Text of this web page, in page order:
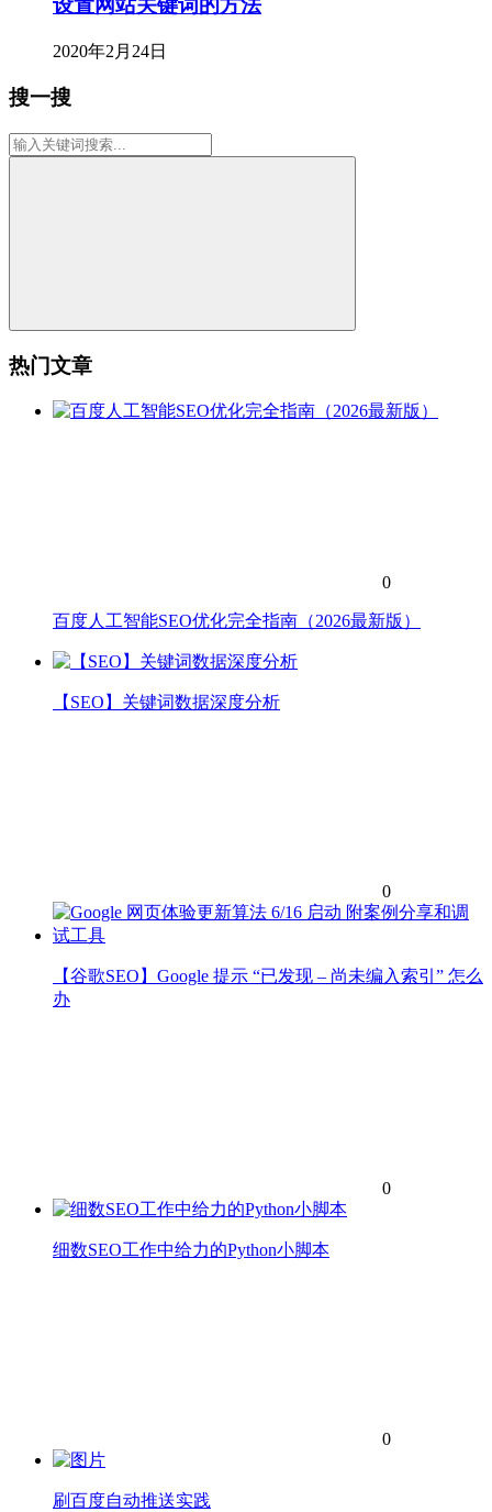
设置网站关键词的方法
2020年2月24日
搜一搜
热门文章
0
百度人工智能SEO优化完全指南（2026最新版）
【SEO】关键词数据深度分析
0
【谷歌SEO】Google 提示 “已发现 – 尚未编入索引” 怎么
办
0
细数SEO工作中给力的Python小脚本
0
刷百度自动推送实践